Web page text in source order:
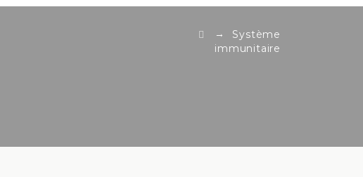
→ Système
immunitaire